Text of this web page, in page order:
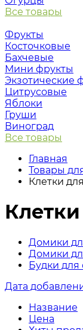
Все товары
Фрукты
Косточковые
Бахчевые
Мини фрукты
Экзотические
Цитрусовые
Яблоки
Груши
Виноград
Все товары
Главная
Товары
Клетки
Домики
Домики
Будки для
Дата
Название
Цена